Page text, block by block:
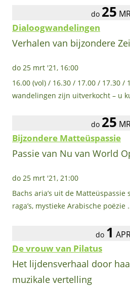
do 25
Dialoogwandelingen
Verhalen van bijzondere
do 25 mrt '21, 16:00
16.00 (vol) / 16.30 / 17.00 / 17.30 /
wandelingen zijn uitverkocht – u
do 25
Bijzondere Matteüspassie
Passie van Nu van World
do 25 mrt '21, 21:00
Bachs aria’s uit de
raga’s, mystieke Arabische poëzie
do 1
De vrouw van Pilatus
Het lijdensverhaal door
muzikale vertelling